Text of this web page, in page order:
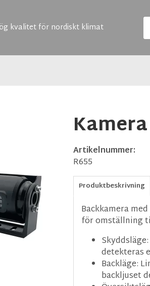
kvalitet för nordiskt klimat
Artikelnummer:
R655
Produktbeskrivning
Backkamera
för omställning
detekteras
Backläge:
backljuset